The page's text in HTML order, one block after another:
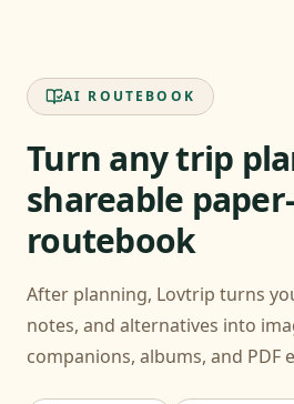
AI ROUTEBOOK
Turn any trip
shareable
routebook
After planning, Lovtrip turns
notes, and alternatives into
companions, albums, and PDF